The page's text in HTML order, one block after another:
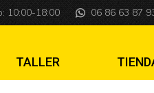
10:00-18:00 06 86 63 87
TALLER